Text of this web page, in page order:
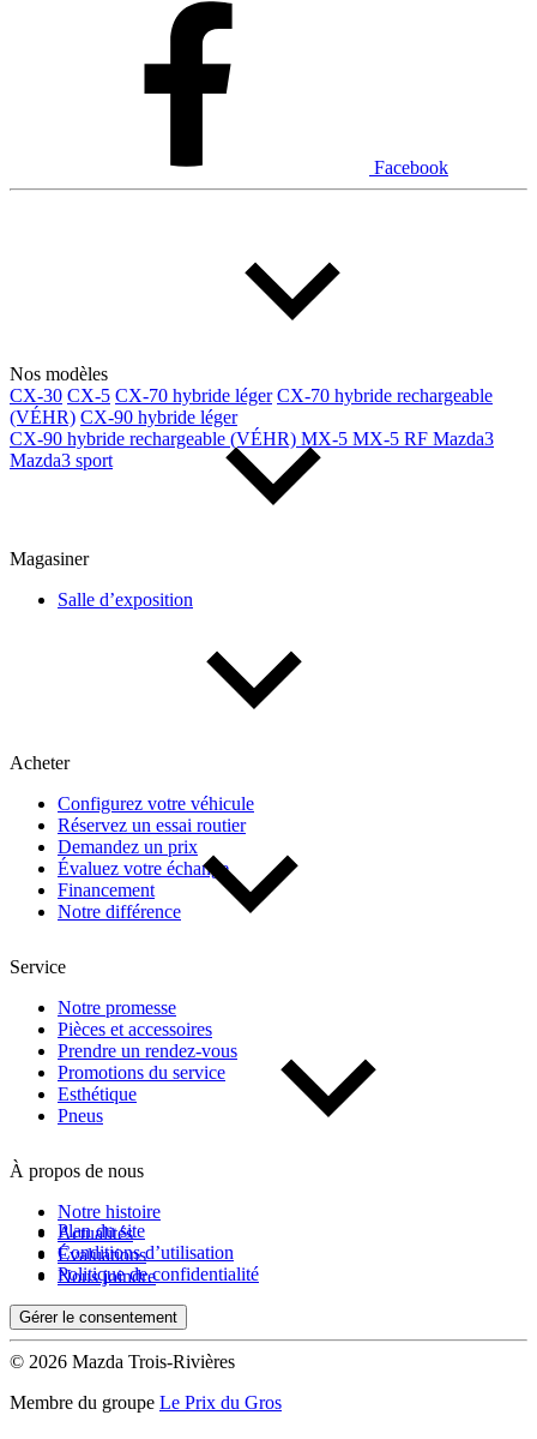
Facebook
Nos modèles
CX-30 CX-5 CX-70 hybride léger CX-70 hybride rechargeable
(VÉHR) CX-90 hybride léger
CX-90 hybride rechargeable (VÉHR) MX-5 MX-5 RF Mazda3
Mazda3 sport
Magasiner
Salle d’exposition
Acheter
Configurez votre véhicule
Réservez un essai routier
Demandez un prix
Évaluez votre échange
Financement
Notre différence
Service
Notre promesse
Pièces et accessoires
Prendre un rendez-vous
Promotions du service
Esthétique
Pneus
À propos de nous
Notre histoire
Actualités
Évaluations
Nous joindre
Plan du site
Conditions d’utilisation
Politique de confidentialité
Gérer le consentement
© 2026 Mazda Trois-Rivières
Membre du groupe Le Prix du Gros